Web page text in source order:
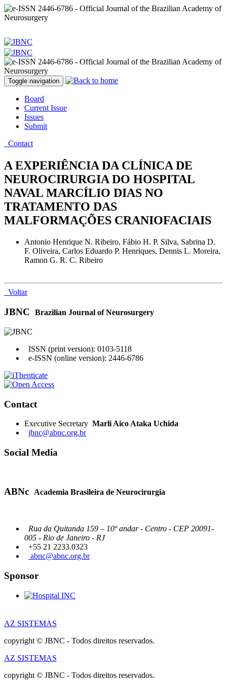
Toggle navigation
Board
Current Issue
Issues
Submit
Contact
A EXPERIÊNCIA DA CLÍNICA DE
NEUROCIRURGIA DO HOSPITAL
NAVAL MARCÍLIO DIAS NO
TRATAMENTO DAS
MALFORMAÇÕES CRANIOFACIAIS
Antonio Henrique N. Ribeiro, Fábio H. P. Silva, Sabrina D.
F. Oliveira, Carlos Eduardo P. Henriques, Dennis L. Moreira,
Ramon G. R. C. Ribeiro
Voltar
JBNC Brazilian Journal of Neurosurgery
ISSN (print version): 0103-5118
e-ISSN (online version): 2446-6786
Contact
Executive Secretary Marli Aico Ataka Uchida
jbnc@abnc.org.br
Social Media
ABNc Academia Brasileira de Neurocirurgia
Rua da Quitanda 159 – 10º andar - Centro - CEP 20091-
005 - Rio de Janeiro - RJ
+55 21 2233.0323
abnc@abnc.org.br
Sponsor
AZ SISTEMAS
copyright © JBNC - Todos direitos reservados.
AZ SISTEMAS
copyright © JBNC - Todos direitos reservados.